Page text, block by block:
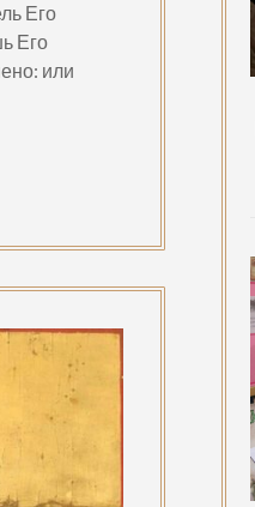
Его
Его
или